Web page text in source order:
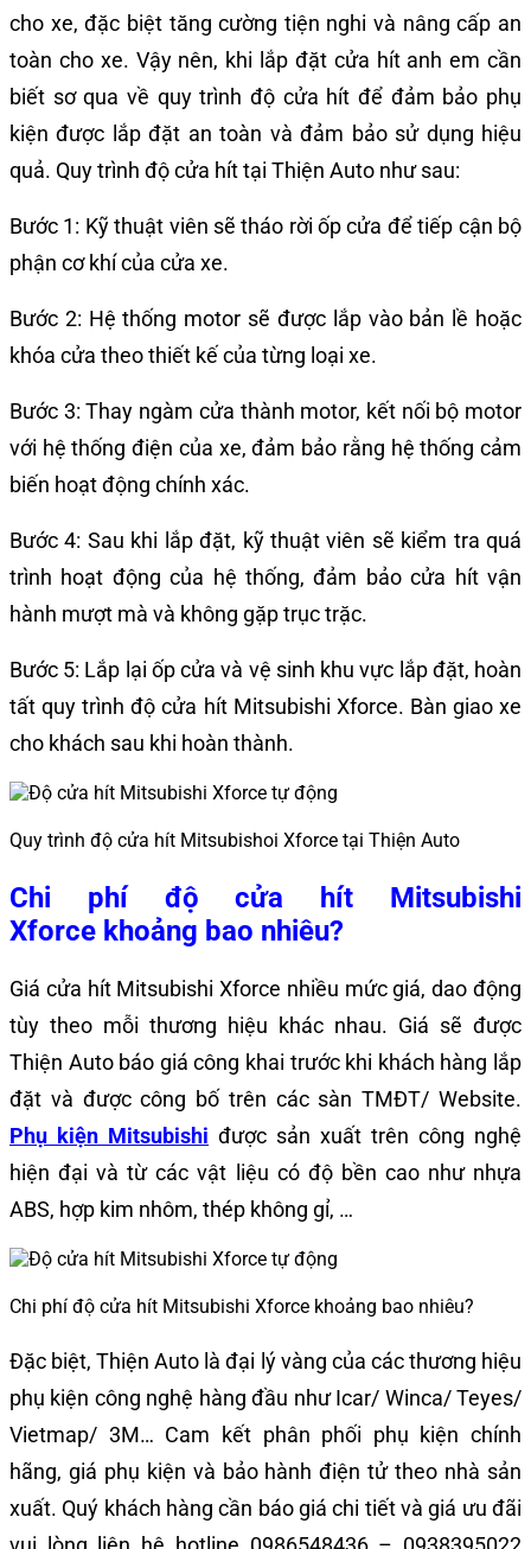
cho xe, đặc biệt tăng cường tiện nghi và nâng cấp an
toàn cho xe. Vậy nên, khi lắp đặt cửa hít anh em cần
biết sơ qua về quy trình độ cửa hít để đảm bảo phụ
kiện được lắp đặt an toàn và đảm bảo sử dụng hiệu
quả. Quy trình độ cửa hít tại Thiện Auto như sau:
Bước 1: Kỹ thuật viên sẽ tháo rời ốp cửa để tiếp cận bộ
phận cơ khí của cửa xe.
Bước 2: Hệ thống motor sẽ được lắp vào bản lề hoặc
khóa cửa theo thiết kế của từng loại xe.
Bước 3: Thay ngàm cửa thành motor, kết nối bộ motor
với hệ thống điện của xe, đảm bảo rằng hệ thống cảm
biến hoạt động chính xác.
Bước 4: Sau khi lắp đặt, kỹ thuật viên sẽ kiểm tra quá
trình hoạt động của hệ thống, đảm bảo cửa hít vận
hành mượt mà và không gặp trục trặc.
Bước 5: Lắp lại ốp cửa và vệ sinh khu vực lắp đặt, hoàn
tất quy trình độ cửa hít Mitsubishi Xforce. Bàn giao xe
cho khách sau khi hoàn thành.
Quy trình độ cửa hít Mitsubishoi Xforce tại Thiện Auto
Chi phí độ cửa hít Mitsubishi
Xforce khoảng bao nhiêu?
Giá cửa hít Mitsubishi Xforce nhiều mức giá, dao động
tùy theo mỗi thương hiệu khác nhau. Giá sẽ được
Thiện Auto báo giá công khai trước khi khách hàng lắp
đặt và được công bố trên các sàn TMĐT/ Website.
Phụ kiện Mitsubishi được sản xuất trên công nghệ
hiện đại và từ các vật liệu có độ bền cao như nhựa
ABS, hợp kim nhôm, thép không gỉ, …
Chi phí độ cửa hít Mitsubishi Xforce khoảng bao nhiêu?
Đặc biệt, Thiện Auto là đại lý vàng của các thương hiệu
phụ kiện công nghệ hàng đầu như Icar/ Winca/ Teyes/
Vietmap/ 3M… Cam kết phân phối phụ kiện chính
hãng, giá phụ kiện và bảo hành điện tử theo nhà sản
xuất. Quý khách hàng cần báo giá chi tiết và giá ưu đãi